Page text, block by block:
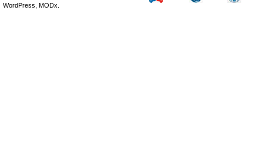
WordPress, MODx.